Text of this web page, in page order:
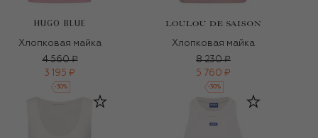
HUGO BLUE
Хлопковая майка
4 560 ₽
3 195 ₽
-30%
Хлопковая майка
8 230 ₽
5 760 ₽
-30%